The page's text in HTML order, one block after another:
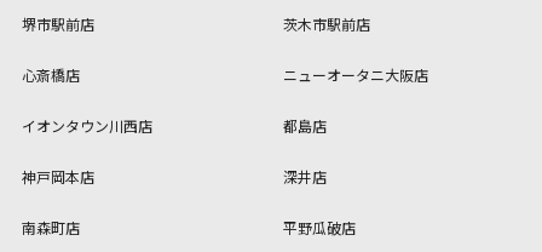
堺市駅前店 茨木市駅前店
心斎橋店 ニューオータニ大阪店
イオンタウン川西店 都島店
神戸岡本店 深井店
南森町店 平野瓜破店